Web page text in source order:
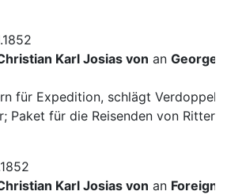
Karl Josias von an George
für Expedition, schlägt
Paket für die Reisenden von Ritter
Karl Josias von an Foreign